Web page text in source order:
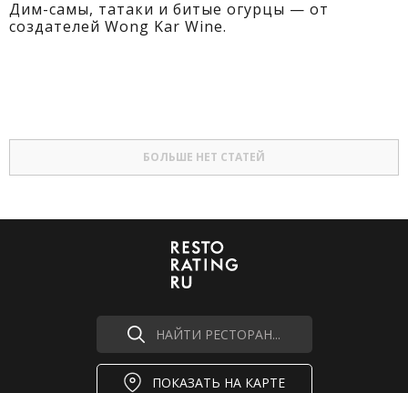
Дим-самы, татаки и битые огурцы — от
создателей Wong Kar Wine.
БОЛЬШЕ НЕТ СТАТЕЙ
НАЙТИ РЕСТОРАН...
ПОКАЗАТЬ НА КАРТЕ